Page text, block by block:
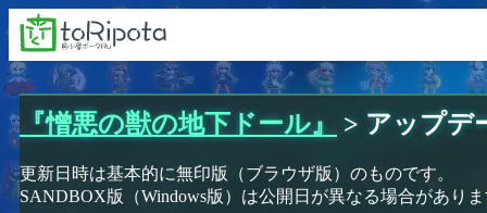
『憎悪の獣の地下ドール』 > アップデ
更新日時は基本的に無印版（ブラウザ版）のものです。
SANDBOX版（Windows版）は公開日が異なる場合があり